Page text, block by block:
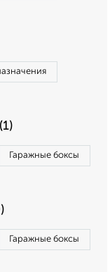
Гаражные боксы
Гаражные боксы